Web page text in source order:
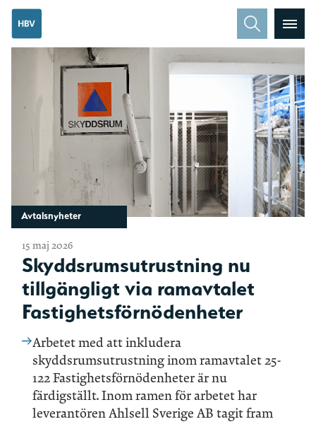
Avtalsnyheter
15 maj 2026
Skyddsrumsutrustning nu
tillgängligt via ramavtalet
Fastighetsförnödenheter
Arbetet med att inkludera
skyddsrumsutrustning inom ramavtalet 25-
122 Fastighetsförnödenheter är nu
färdigställt. Inom ramen för arbetet har
leverantören Ahlsell Sverige AB tagit fram